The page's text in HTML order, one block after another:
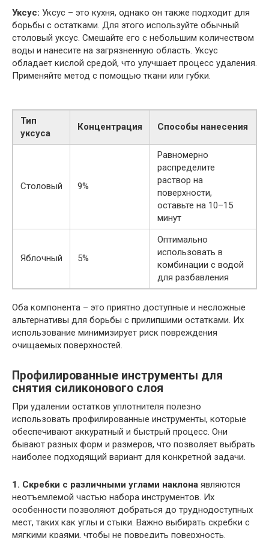
Уксус: Уксус – это кухня, однако он также подходит для
борьбы с остатками. Для этого используйте обычный
столовый уксус. Смешайте его с небольшим количеством
воды и нанесите на загрязненную область. Уксус
обладает кислой средой, что улучшает процесс удаления.
Применяйте метод с помощью ткани или губки.
Тип
уксуса
Концентрация Способы нанесения
Столовый 9%
Равномерно
распределите
раствор на
поверхности,
оставьте на 10–15
минут
Яблочный 5%
Оптимально
использовать в
комбинации с водой
для разбавления
Оба компонента – это приятно доступные и несложные
альтернативы для борьбы с прилипшими остатками. Их
использование минимизирует риск повреждения
очищаемых поверхностей.
Профилированные инструменты для
снятия силиконового слоя
При удалении остатков уплотнителя полезно
использовать профилированные инструменты, которые
обеспечивают аккуратный и быстрый процесс. Они
бывают разных форм и размеров, что позволяет выбрать
наиболее подходящий вариант для конкретной задачи.
1. Скребки с различными углами наклона являются
неотъемлемой частью набора инструментов. Их
особенности позволяют добраться до труднодоступных
мест, таких как углы и стыки. Важно выбирать скребки с
мягкими краями, чтобы не повредить поверхность.